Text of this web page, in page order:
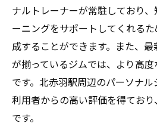
ナルトレーナーが常駐しており
ーニングをサポートしてくれる
成することができます。また、
が揃っているジムでは、より高
です。北赤羽駅周辺のパーソナ
利用者からの高い評価を得てお
です。